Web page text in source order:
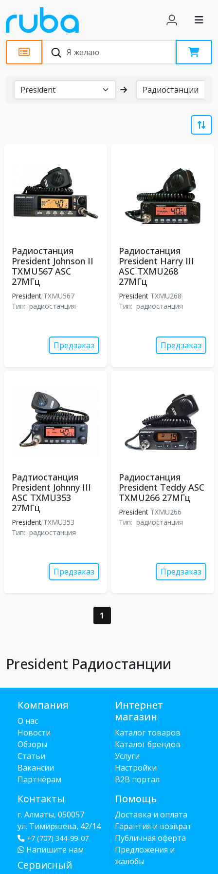
Бренды
Радиостанция
President Johnson II
TXMU567 ASC
27МГц
President TXMU567
Тип: радиостанция
Предзаказ
Радиостанция
President Harry III
ASC TXMU268
27МГц
President TXMU268
Тип: радиостанция
Предзаказ
Радтиостанция
President Johnny III
ASC TXMU353
27МГц
President TXMU353
Тип: радиостанция
Предзаказ
Радиостанция
President Teddy ASC
TXMU266 27МГц
President TXMU266
Тип: радиостанция
Предзаказ
1
President Радиостанции
Компания
О нас
Новости
Обзоры
Статьи
Вакансии
Партнёрам
Контакты
г. Алматы, 050057
ул. Тимирязева, 42/14
+7 (707) 344-99-07
Напишите нам
Сервисный
Интернет
магазин
Каталог товаров
Каталог брендов
Услуги
Настройки
B2B портал
Помощь
Доставка и оплата
Гарантия и возврат
Публичная оферта
Предложения и
жалобы